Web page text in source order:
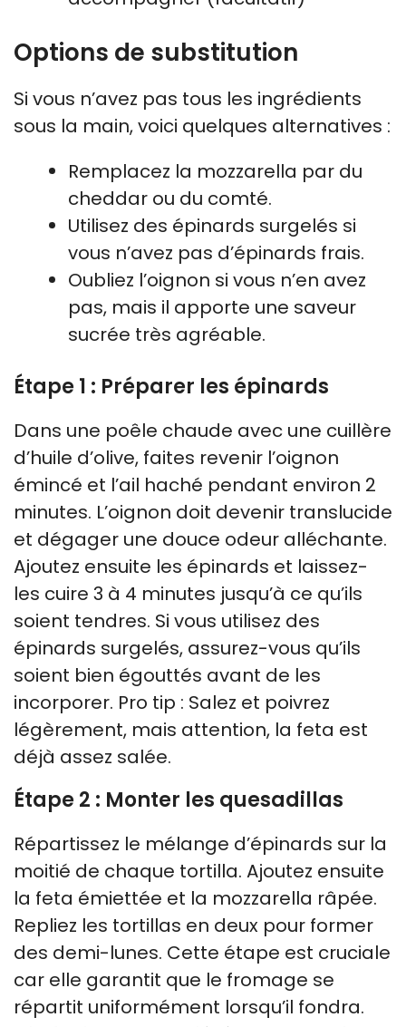
Options de substitution
Si vous n’avez pas tous les ingrédients
sous la main, voici quelques alternatives :
Remplacez la mozzarella par du
cheddar ou du comté.
Utilisez des épinards surgelés si
vous n’avez pas d’épinards frais.
Oubliez l’oignon si vous n’en avez
pas, mais il apporte une saveur
sucrée très agréable.
Étape 1 : Préparer les épinards
Dans une poêle chaude avec une cuillère
d’huile d’olive, faites revenir l’oignon
émincé et l’ail haché pendant environ 2
minutes. L’oignon doit devenir translucide
et dégager une douce odeur alléchante.
Ajoutez ensuite les épinards et laissez-
les cuire 3 à 4 minutes jusqu’à ce qu’ils
soient tendres. Si vous utilisez des
épinards surgelés, assurez-vous qu’ils
soient bien égouttés avant de les
incorporer. Pro tip : Salez et poivrez
légèrement, mais attention, la feta est
déjà assez salée.
Étape 2 : Monter les quesadillas
Répartissez le mélange d’épinards sur la
moitié de chaque tortilla. Ajoutez ensuite
la feta émiettée et la mozzarella râpée.
Repliez les tortillas en deux pour former
des demi-lunes. Cette étape est cruciale
car elle garantit que le fromage se
répartit uniformément lorsqu’il fondra.